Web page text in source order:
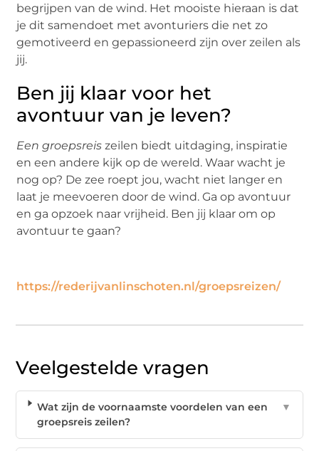
begrijpen van de wind. Het mooiste hieraan is dat
je dit samendoet met avonturiers die net zo
gemotiveerd en gepassioneerd zijn over zeilen als
jij.
Ben jij klaar voor het
avontuur van je leven?
Een groepsreis zeilen biedt uitdaging, inspiratie
en een andere kijk op de wereld. Waar wacht je
nog op? De zee roept jou, wacht niet langer en
laat je meevoeren door de wind. Ga op avontuur
en ga opzoek naar vrijheid. Ben jij klaar om op
avontuur te gaan?
https://rederijvanlinschoten.nl/groepsreizen/
Veelgestelde vragen
Wat zijn de voornaamste voordelen van een
groepsreis zeilen?
▼